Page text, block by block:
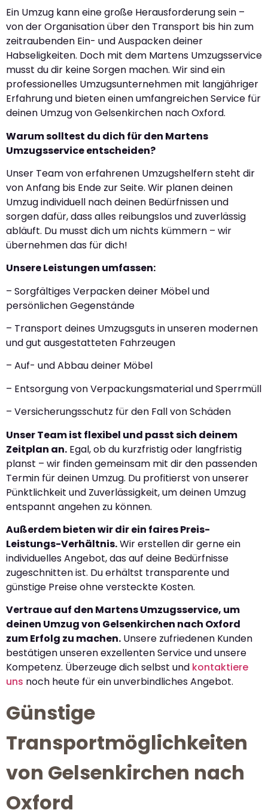
Ein Umzug kann eine große Herausforderung sein –
von der Organisation über den Transport bis hin zum
zeitraubenden Ein- und Auspacken deiner
Habseligkeiten. Doch mit dem Martens Umzugsservice
musst du dir keine Sorgen machen. Wir sind ein
professionelles Umzugsunternehmen mit langjähriger
Erfahrung und bieten einen umfangreichen Service für
deinen Umzug von Gelsenkirchen nach Oxford.
Warum solltest du dich für den Martens
Umzugsservice entscheiden?
Unser Team von erfahrenen Umzugshelfern steht dir
von Anfang bis Ende zur Seite. Wir planen deinen
Umzug individuell nach deinen Bedürfnissen und
sorgen dafür, dass alles reibungslos und zuverlässig
abläuft. Du musst dich um nichts kümmern – wir
übernehmen das für dich!
Unsere Leistungen umfassen:
– Sorgfältiges Verpacken deiner Möbel und
persönlichen Gegenstände
– Transport deines Umzugsguts in unseren modernen
und gut ausgestatteten Fahrzeugen
– Auf- und Abbau deiner Möbel
– Entsorgung von Verpackungsmaterial und Sperrmüll
– Versicherungsschutz für den Fall von Schäden
Unser Team ist flexibel und passt sich deinem
Zeitplan an. Egal, ob du kurzfristig oder langfristig
planst – wir finden gemeinsam mit dir den passenden
Termin für deinen Umzug. Du profitierst von unserer
Pünktlichkeit und Zuverlässigkeit, um deinen Umzug
entspannt angehen zu können.
Außerdem bieten wir dir ein faires Preis-
Leistungs-Verhältnis.Wir erstellen dir gerne ein
individuelles Angebot, das auf deine Bedürfnisse
zugeschnitten ist. Du erhältst transparente und
günstige Preise ohne versteckte Kosten.
Vertraue auf den Martens Umzugsservice, um
deinen Umzug von Gelsenkirchen nach Oxford
zum Erfolg zu machen. Unsere zufriedenen Kunden
bestätigen unseren exzellenten Service und unsere
Kompetenz. Überzeuge dich selbst und kontaktiere
uns noch heute für ein unverbindliches Angebot.
Günstige
Transportmöglichkeiten
von Gelsenkirchen nach
Oxford